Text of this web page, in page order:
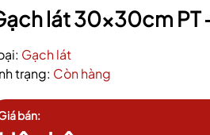
lát 30x30cm
Gạch lát
trạng: Còn hàng
bán: